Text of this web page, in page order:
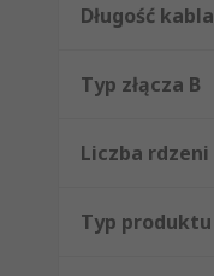
Długość kabla
Typ złącza B
Liczba rdzeni
Typ produktu